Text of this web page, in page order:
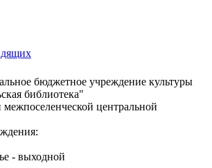
бюджетное учреждение культуры
библиотека"
центральной
- выходной